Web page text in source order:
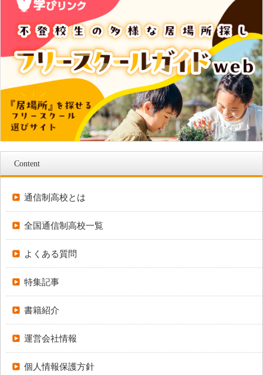
Content
通信制高校とは
全国通信制高校一覧
よくある質問
特集記事
書籍紹介
運営会社情報
個人情報保護方針